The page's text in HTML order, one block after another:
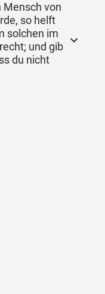
Mensch von
so helft
solchen im
und gib
du nicht